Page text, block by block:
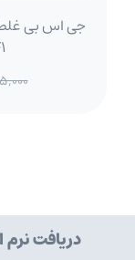
دریافت نرم